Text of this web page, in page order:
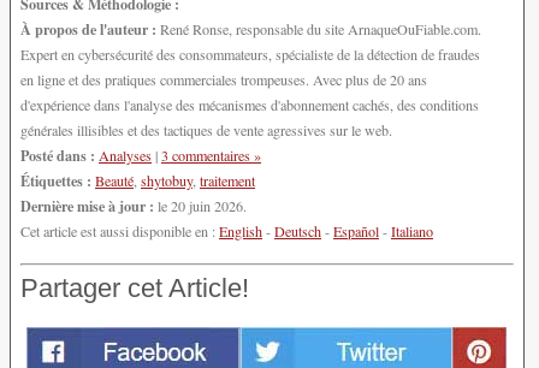
À propos de l'auteur : René Ronse, responsable du site ArnaqueOuFiable.com.
Expert en cybersécurité des consommateurs, spécialiste de la détection de fraudes
en ligne et des pratiques commerciales trompeuses. Avec plus de 20 ans
d'expérience dans l'analyse des mécanismes d'abonnement cachés, des conditions
générales illisibles et des tactiques de vente agressives sur le web.
Posté dans : Analyses|3 commentaires »
Étiquettes : Beauté shytobuy, traitement
Dernière mise à jour : le 20 juin 2026.
Cet article est aussi disponible en :English-Deutsch-Español-Italiano
Partager cet Article!